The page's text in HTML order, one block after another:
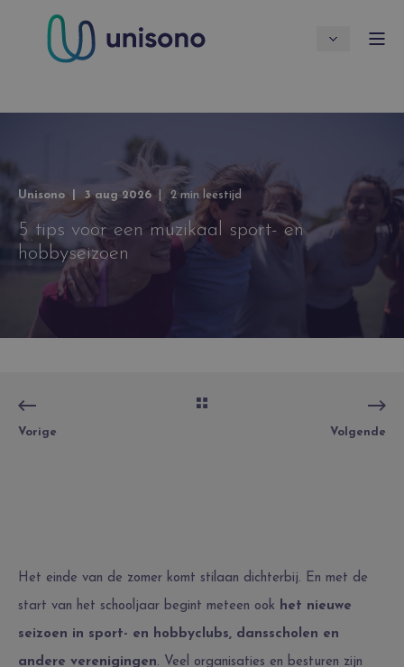
Unisono 3 aug 2026 2 min leestijd
5 tips voor een muzikaal sport- en
hobbyseizoen
Vorige Volgende
Het einde van de zomer komt stilaan dichterbij. En met de
start van het schooljaar begint meteen ook het nieuwe
seizoen in sport- en hobbyclubs, dansscholen en
andere verenigingen. Veel organisaties en besturen zijn